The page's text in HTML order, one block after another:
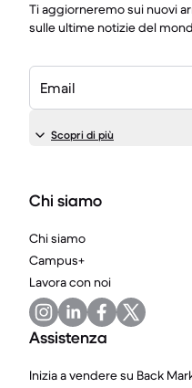
Ti aggiorneremo sui nuovi
sulle ultime notizie del
Email
Scopri di più
Chi siamo
Chi siamo
Campus+
Lavora con noi
Assistenza
Inizia a vendere su Back